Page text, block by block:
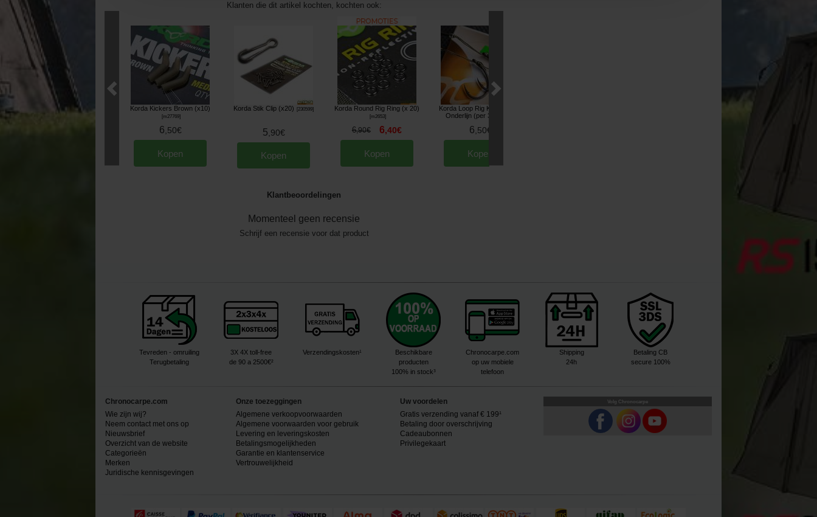
Klanten die dit artikel kochten, kochten ook:
Korda Kickers Brown (x10)
[m27769]
6,50€
Kopen
Korda Stik Clip (x20) 230599]
5 90€
Kopen
Korda Round Rig Ring (x 20)
[m2653]
6,90€ 6,40€
Kopen
Korda Loop Rig Krank 18lbs
Onderlijn (per 3)
6,50€
Kopen
Klantbeoordelingen
Momenteel geen recensie
Schrijf een recensie voor dat product
Tevreden - omruiling
Terugbetaling
3X 4X toll-free
de 90 a 2500€²
Verzendingskosten¹
Beschikbare
producten
100% in stock³
Chronocarpe.com
op uw mobiele
telefoon
Shipping
24h
Betaling CB
secure 100%
Chronocarpe.com
Wie zijn wij?
Neem contact met ons op
Nieuwsbrief
Overzicht van de website
Categorieën
Merken
Juridische kennisgevingen
Onze toezeggingen
Algemene verkoopvoorwaarden
Algemene voorwaarden voor gebruik
Levering en leveringskosten
Betalingsmogelijkheden
Garantie en klantenservice
Vertrouwelijkheid
Uw voordelen
Gratis verzending vanaf € 199¹
Betaling door overschrijving
Cadeaubonnen
Privilegekaart
Volg Chronocarpe